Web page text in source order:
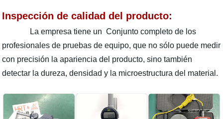
Inspección de calidad del producto:
La empresa tiene un Conjunto completo de los
profesionales de pruebas de equipo, que no sólo puede medir
con precisión la apariencia del producto, sino también
detectar la dureza, densidad y la microestructura del material.